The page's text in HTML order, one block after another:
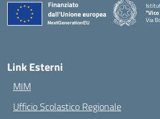
Via
Link Esterni
MIM
Ufficio Scolastico Regionale